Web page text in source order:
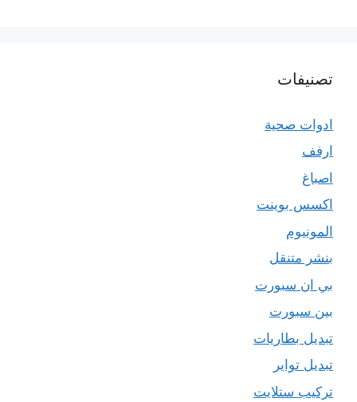
تصنيفات
ادوات صحية
ارفف
اصباغ
اكسس بوينت
المونيوم
بنشر متنقل
بي ان سبورت
بين سبورت
تبديل بطاريات
تبديل تواير
تركيب ستلايت